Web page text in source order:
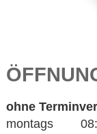
ohne
montags